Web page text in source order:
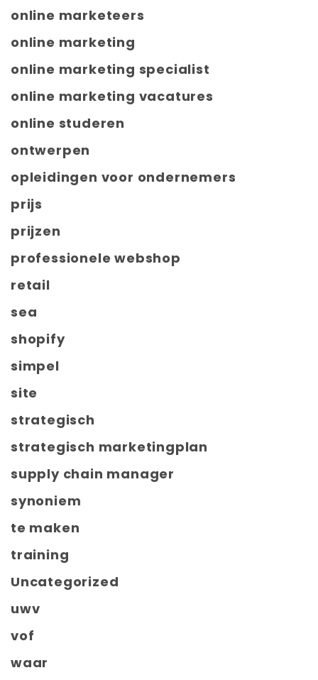
online marketeers
online marketing
online marketing specialist
online marketing vacatures
online studeren
ontwerpen
opleidingen voor ondernemers
prijs
prijzen
professionele webshop
retail
sea
shopify
simpel
site
strategisch
strategisch marketingplan
supply chain manager
synoniem
te maken
training
Uncategorized
uwv
vof
waar